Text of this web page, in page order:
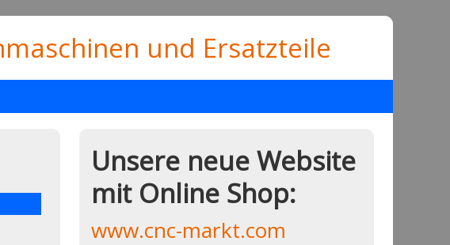
und Ersatzteile
Unsere neue Website
mit Online Shop:
www.cnc-markt.com